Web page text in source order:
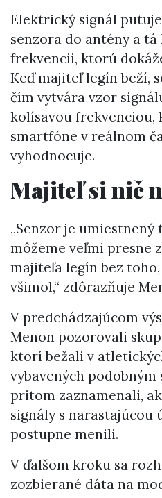
Elektrický signál
senzora do antény a
frekvencii, ktorú
Keď majiteľ legín beží,
čím vytvára vzor
kolísavou frekvenciou,
smartfóne v reálnom
vyhodnocuje.
Majiteľ si nič
„Senzor je umiestnený
môžeme veľmi presne
majiteľa legín bez
všimol,“ zdôrazňuje
V predchádzajúcom
Menon pozorovali
ktorí bežali v
vybavených
pritom zaznamenali,
signály s narastajúcou
postupne menili.
V ďalšom kroku sa
zozbierané dáta na